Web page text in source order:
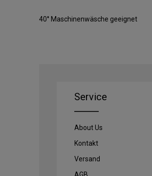
40° Maschinenwäsche geeignet
Service
About Us
Kontakt
Versand
AGB